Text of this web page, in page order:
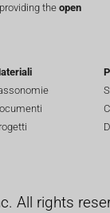
the open
All rights